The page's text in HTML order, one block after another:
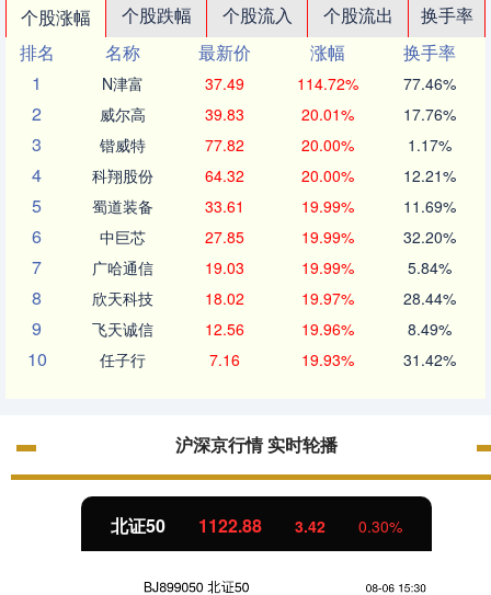
个股涨幅 个股跌幅 个股流入 个股流出
换手率
排名
名称 最新价 涨幅
换手率
1
N津富 37.49 114.72% 77.46%
2 威尔高 39.83 20.01% 17.76%
3 锴威特 77.82 20.00% 1.17%
4 科翔股份 64.32 20.00% 12.21%
5 蜀道装备 33.61 19.99% 11.69%
6 中巨芯 27.85 19.99% 32.20%
7 广哈通信 19.03 19.99% 5.84%
8 欣天科技 18.02 19.97% 28.44%
9 飞天诚信 12.56 19.96% 8.49%
10 任子行 7.16 19.93% 31.42%
沪深京行情 实时轮播
北证50 1122.88 3.42 0.30%